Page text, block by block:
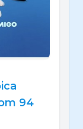
94